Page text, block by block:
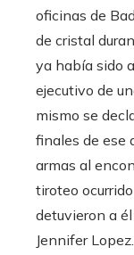
oficinas de
de cristal
ya había sido
ejecutivo de
mismo se
finales de ese
armas al
tiroteo
detuvieron a
Jennifer